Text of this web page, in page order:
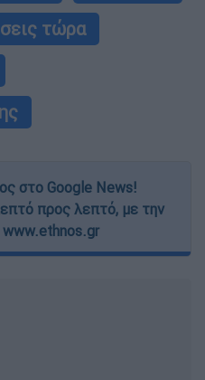
τώρα
στο Google News!
προς λεπτό, με την